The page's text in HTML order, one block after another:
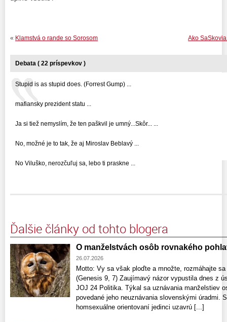
Ako
« Klamstvá o rande so Sorosom
Debata ( 22 príspevkov )
Stupid is as stupid does. (Forrest Gump) ...
mafiansky prezident statu ...
Ja si tiež nemyslím, že ten paškvil je umný...Skôr... ...
No, možné je to tak, že aj Miroslav Beblavý ...
No Viluško, nerozčuľuj sa, lebo ti praskne ...
Ďalšie články od tohto blogera
O manželstvách osôb rovnakého
26.07.2026
Motto: Vy sa však ploďte a množte, rozmáhajte
(Genesis 9, 7) Zaujímavý názor vypustila dnes z
JOJ 24 Politika. Týkal sa uznávania manželstiev
povedané jeho neuznávania slovenskými úradmi.
homsexuálne orientovaní jedinci uzavrú [...]